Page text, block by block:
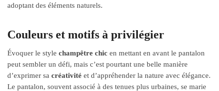
adoptant des éléments naturels.
Couleurs et motifs à privilégier
Évoquer le style champêtre chic en mettant en avant le pantalon
peut sembler un défi, mais c’est pourtant une belle manière
d’exprimer sa créativité et d’appréhender la nature avec élégance.
Le pantalon, souvent associé à des tenues plus urbaines, se marie